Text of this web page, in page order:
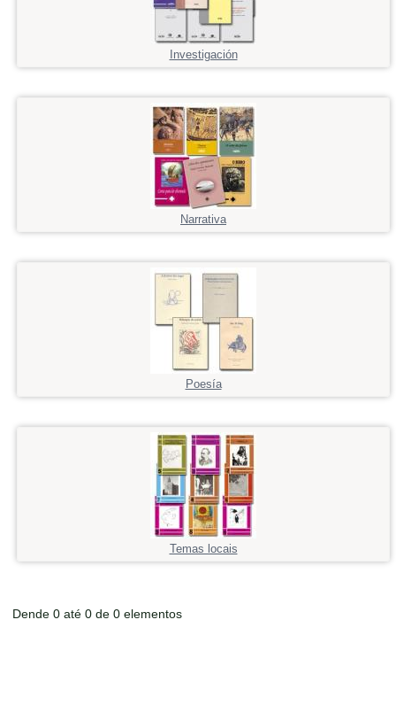
Investigación
Narrativa
Poesía
Temas locais
Dende 0 até 0 de 0 elementos